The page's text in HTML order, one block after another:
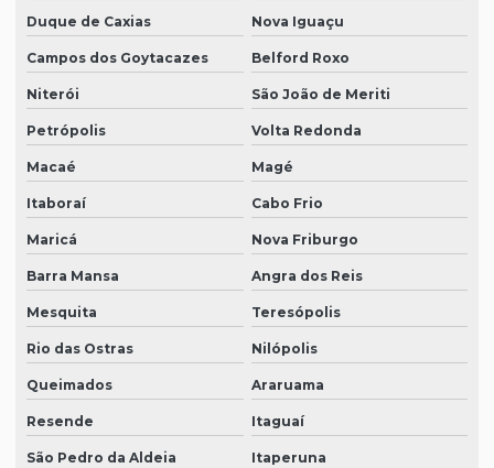
Duque de Caxias Nova Iguaçu
Campos dos Goytacazes Belford Roxo
Niterói São João de Meriti
Petrópolis Volta Redonda
Macaé Magé
Itaboraí Cabo Frio
Maricá Nova Friburgo
Barra Mansa Angra dos Reis
Mesquita Teresópolis
Rio das Ostras Nilópolis
Queimados Araruama
Resende Itaguaí
São Pedro da Aldeia Itaperuna